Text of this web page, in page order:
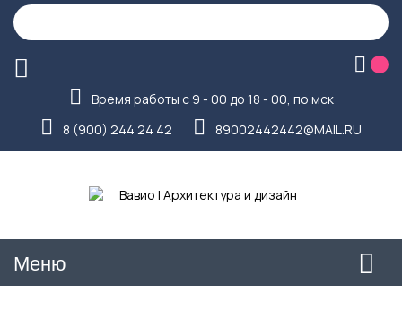
Время работы с 9 - 00 до 18 - 00, по мск
8 (900) 244 24 42
89002442442@MAIL.RU
Меню